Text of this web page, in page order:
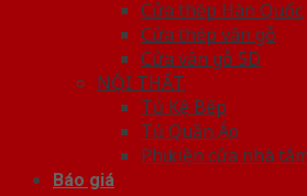
Cửa thép Hàn Quốc
Cửa thép vân gỗ
Cửa vân gỗ 5D
NỘI THẤT
Tủ Kệ Bếp
Tủ Quần Áo
Phụ kiện cửa nhà
Báo giá